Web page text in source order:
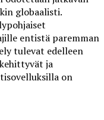
globaalisti.
entistä paremman
tulevat edelleen
ja
on